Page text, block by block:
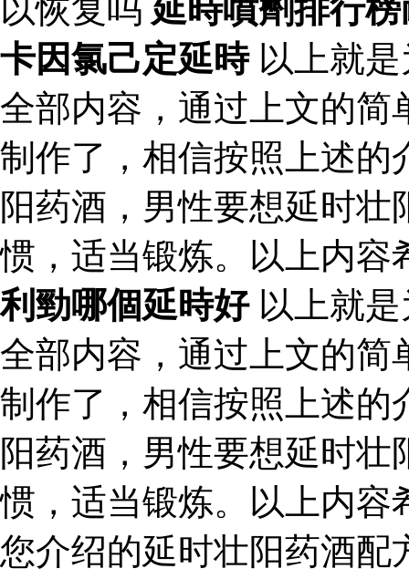
以恢复吗 延時噴劑排行
卡因氯己定延時以上就是
全部内容，通过上文的简
制作了，相信按照上述的
阳药酒，男性要想延时
惯，适当锻炼。以上内
利勁哪個延時好以上就是
全部内容，通过上文的简
制作了，相信按照上述的
阳药酒，男性要想延时
惯，适当锻炼。以上内容
您介绍的延时壮阳药酒配